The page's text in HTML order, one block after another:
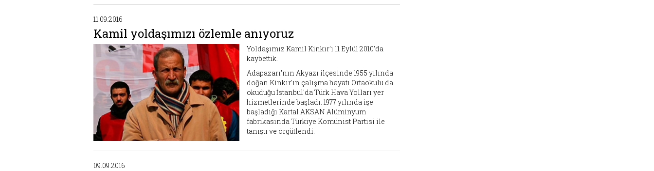
11.09.2016
Kamil yoldaşımızı özlemle anıyoruz
Yoldaşımız Kamil Kinkır'ı 11 Eylül 2010'da
kaybettik.
Adapazarı'nın Akyazı ilçesinde 1955 yılında
doğan Kinkır'ın çalışma hayatı Ortaokulu da
okuduğu İstanbul'da Türk Hava Yolları yer
hizmetlerinde başladı. 1977 yılında işe
başladığı Kartal AKSAN Alüminyum
fabrikasında Türkiye Komünist Partisi ile
tanıştı ve örgütlendi.
09.09.2016